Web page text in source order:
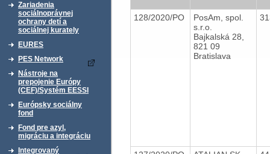
Zariadenia
sociálnoprávnej
ochrany detí a
sociálnej kurately
EURES
PES Network
Nástroje na
prepojenie Európy
(CEF)/Systém EESSI
Európsky sociálny
fond
Fond pre azyl,
migráciu a integráciu
Integrovaný
128/2020/PO
PosAm, spol.
s.r.o.
Bajkalská 28,
821 09
Bratislava